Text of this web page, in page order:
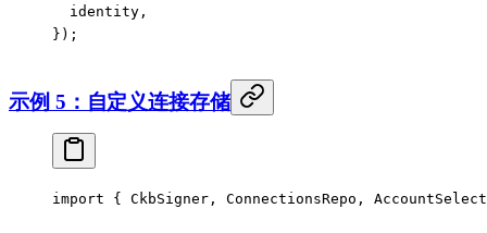
  identity,
});
示例 5：自定义连接存储
import { CkbSigner, ConnectionsRepo,